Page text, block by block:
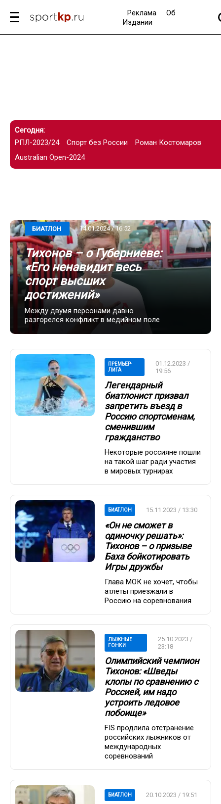
Реклама
Об
Издании
Сегодня:
РПЛ-2023/24
Спорт без России
Роман Костомаров
Australian Open-2024
БИАТЛОН 14.01.2024 / 16:52
Тихонов – о Губерниеве:
«Его ненавидит весь
спорт высших
достижений»
Между двумя персонами давно
разгорелся конфликт в медийном поле
ПРЕМЬЕР-
ЛИГА
01.12.2023 /
19:56
Легендарный
биатлонист призвал
запретить въезд в
Россию спортсменам,
сменившим
гражданство
Некоторые россияне пошли
на такой шаг ради участия
в мировых турнирах
БИАТЛОН 15.11.2023 / 13:30
«Он не сможет в
одиночку решать»:
Тихонов – о призыве
Баха бойкотировать
Игры дружбы
Глава МОК не хочет, чтобы
атлеты приезжали в
Россию на соревнования
ЛЫЖНЫЕ
ГОНКИ
25.10.2023 /
23:18
Олимпийский чемпион
Тихонов: «Шведы
клопы по сравнению с
Россией, им надо
устроить ледовое
побоище»
FIS продлила отстранение
российских лыжников от
международных
соревнований
БИАТЛОН 20.10.2023 / 19:51